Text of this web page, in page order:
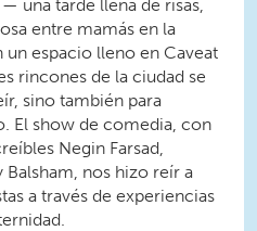
una tarde llena de risas,
entre mamás en la
un espacio lleno en Caveat
rincones de la ciudad se
sino también para
El show de comedia, con
Negin Farsad,
Balsham, nos hizo reír a
a través de experiencias